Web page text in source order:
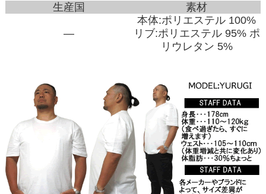
生産国 素材
―
本体:ポリエステル 100%
リブ:ポリエステル 95% ポ
リウレタン 5%